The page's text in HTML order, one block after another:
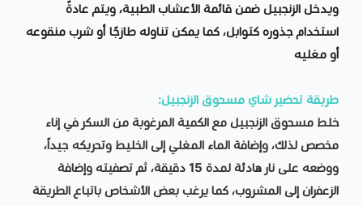
ويدخل الزنجبيل ضمن قائمة الأعشاب الطبية، ويتم عادةً
استخدام جذوره كتوابل، كما يمكن تناوله طازجًا أو شرب منقوعه
أو مغليه
طريقة تحضير شاي مسحوق الزنجبيل:
خلط مسحوق الزنجبيل مع الكمية المرغوبة من السكر في إناء
مخصص لذلك، وإضافة الماء المغلي إلى الخليط وتحريكه جيداً،
ووضعه على نار هادئة لمدة 15 دقيقة، ثم تصفيته وإضافة
الزعفران إلى المشروب، كما يرغب بعض الأشخاص باتباع الطريقة